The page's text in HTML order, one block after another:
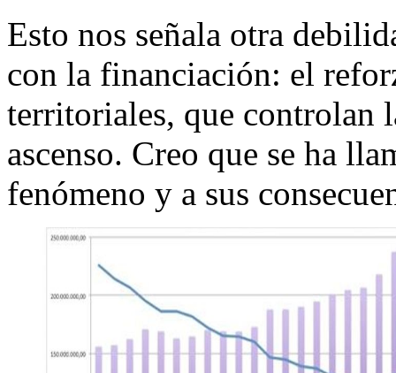
Esto nos señala otra
con la financiación: el
territoriales, que controlan
ascenso. Creo que se ha
fenómeno y a sus